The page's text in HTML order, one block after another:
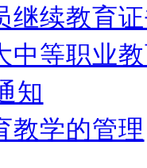
继续教育
中等职业
知
教学的管理